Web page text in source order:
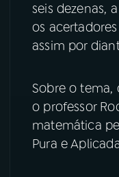
06VIDEOCASTS
FESTIVAL DE
seis dezenas,
os
assim por
Sobre o tema,
o professor
matemática
Pura e